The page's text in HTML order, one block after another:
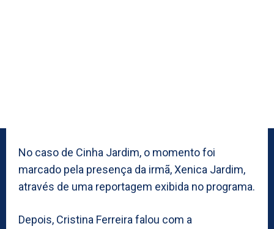
No caso de Cinha Jardim, o momento foi
marcado pela presença da irmã, Xenica Jardim,
através de uma reportagem exibida no programa.
Depois, Cristina Ferreira falou com a